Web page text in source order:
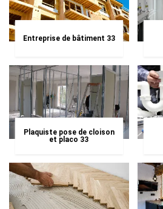
Entreprise de bâtiment 33
Plaquiste pose de cloison
et placo 33